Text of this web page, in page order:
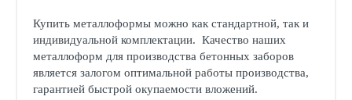
Купить металлоформы можно как стандартной, так и
индивидуальной комплектации. Качество наших
металлоформ для производства бетонных заборов
является залогом оптимальной работы производства,
гарантией быстрой окупаемости вложений.